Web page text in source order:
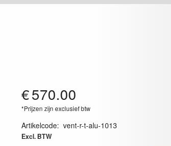
€570.00
*Prijzen zijn exclusief btw
Artikelcode: vent-r-t-alu-1013
Excl. BTW